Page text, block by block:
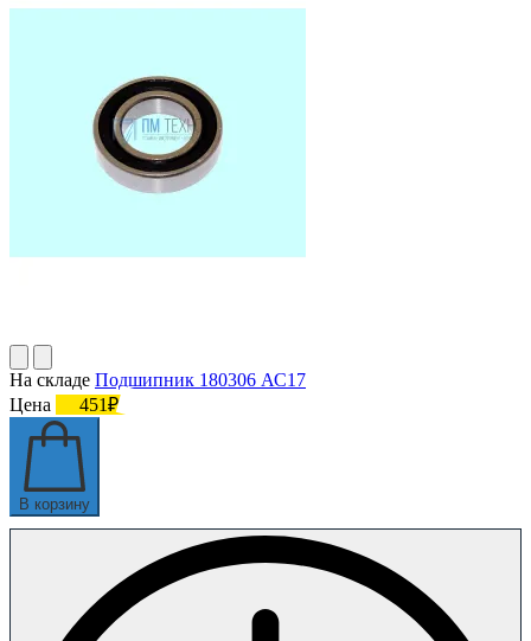
На складе Подшипник 180306 АС17
Цена
451₽
В корзину